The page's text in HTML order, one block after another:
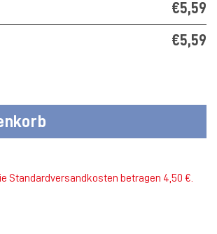
€5,59
€5,59
Standardversandkosten betragen 4,50 €.